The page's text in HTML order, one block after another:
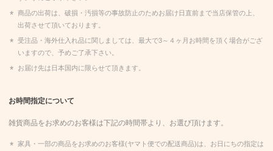
商品の出荷は、破損・汚損等の事故防止のためお届け日直前まで当店保管の上、
出荷させて頂いております。
受注品・海外仕入れ品に関しましては、最大で3～４ヶ月お時間を頂く場合がござ
いますので、予めご了承下さい。
お届け先は日本国内に限らせて頂きます。
お時間指定について
雑貨商品をお求めのお客様は下記の時間帯より、お選び頂けます。
家具・一部の商品をお求めのお客様(ヤマト便での配送商品)は、お日にちの指定は